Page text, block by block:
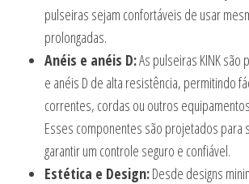
pulseiras sejam confortáveis de usar
prolongadas.
Anéis e anéis D:As pulseiras KINK
e anéis D de alta resistência, permitindo
correntes, cordas ou outros
Esses componentes são projetados para
garantir um controle seguro e confiável.
Estética e Design:Desde designs